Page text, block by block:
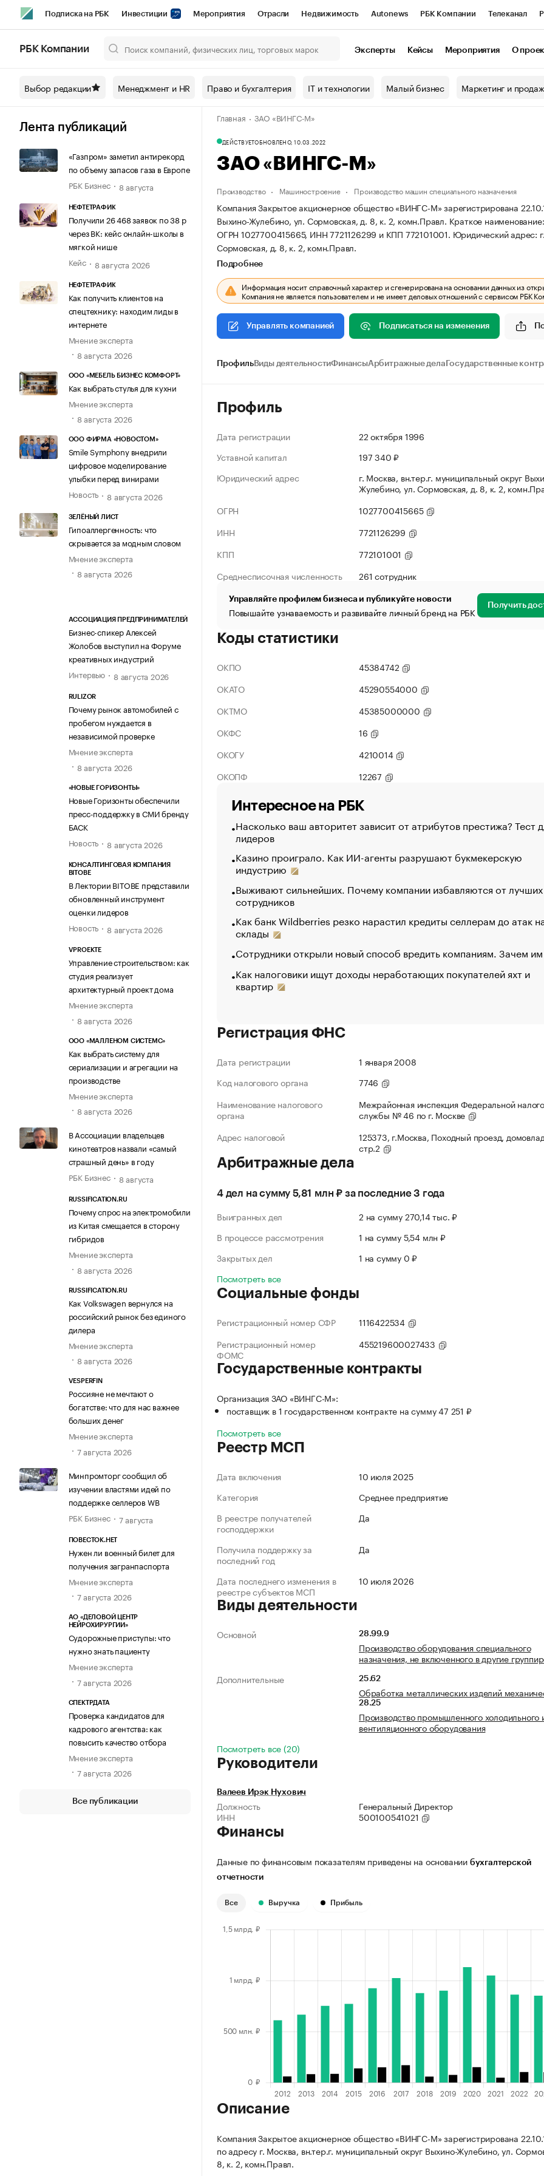
Подписка на РБК Инвестиции Мероприятия Отрасли Недвижимость Autonews РБК Компании Телеканал
Спецпроекты СПб Конференции СПб Спецпроекты Проверка контрагентов
Технологии и медиа Рынок наличной валюты
РБК Компании Эксперты Кейсы Мероприятия О
Выбор редакции Менеджмент и HR Право и бухгалтерия IT и технологии Малый бизнес Маркетинг и
Лента публикаций
«Газпром» заметил антирекорд
по объему запасов газа в Европе
РБК Бизнес
8 августа
НЕФТЕТРАФИК
Получили 26 468 заявок по 38 р
через ВК: кейс онлайн-школы в
мягкой нише
Кейс
8 августа 2026
НЕФТЕТРАФИК
Как получить клиентов на
спецтехнику: находим лиды в
интернете
Мнение эксперта
8 августа 2026
ООО «МЕБЕЛЬ БИЗНЕС КОМФОРТ»
Как выбрать стулья для кухни
Мнение эксперта
8 августа 2026
ООО ФИРМА «НОВОСТОМ»
Smile Symphony внедрили
цифровое моделирование
улыбки перед винирами
Новость
8 августа 2026
ЗЕЛЁНЫЙ ЛИСТ
Гипоаллергенность: что
скрывается за модным словом
Мнение эксперта
8 августа 2026
АССОЦИАЦИЯ ПРЕДПРИНИМАТЕЛЕЙ
Бизнес-спикер Алексей
Жолобов выступил на Форуме
креативных индустрий
Интервью
8 августа 2026
RULIZOR
Почему рынок автомобилей с
пробегом нуждается в
независимой проверке
Мнение эксперта
8 августа 2026
«НОВЫЕ ГОРИЗОНТЫ»
Новые Горизонты обеспечили
пресс-поддержку в СМИ бренду
БАСК
Новость
8 августа 2026
КОНСАЛТИНГОВАЯ КОМПАНИЯ
BITOBE
В Лектории BITOBE представили
обновленный инструмент
оценки лидеров
Новость
8 августа 2026
VPROEKTE
Управление строительством: как
студия реализует
архитектурный проект дома
Мнение эксперта
8 августа 2026
ООО «МАЛЛЕНОМ СИСТЕМС»
Как выбрать систему для
сериализации и агрегации на
производстве
Мнение эксперта
8 августа 2026
В Ассоциации владельцев
кинотеатров назвали «самый
страшный день» в году
РБК Бизнес
8 августа
RUSSIFICATION.RU
Почему спрос на электромобили
из Китая смещается в сторону
гибридов
Мнение эксперта
8 августа 2026
RUSSIFICATION.RU
Как Volkswagen вернулся на
российский рынок без единого
дилера
Мнение эксперта
8 августа 2026
VESPERFIN
Россияне не мечтают о
богатстве: что для нас важнее
больших денег
Мнение эксперта
7 августа 2026
Минпромторг сообщил об
изучении властями идей по
поддержке селлеров WB
РБК Бизнес
7 августа
ПОВЕСТОК.НЕТ
Нужен ли военный билет для
получения загранпаспорта
Мнение эксперта
7 августа 2026
АО «ДЕЛОВОЙ ЦЕНТР
НЕЙРОХИРУРГИИ»
Судорожные приступы: что
нужно знать пациенту
Мнение эксперта
7 августа 2026
СПЕКТРДАТА
Проверка кандидатов для
кадрового агентства: как
повысить качество отбора
Мнение эксперта
7 августа 2026
Все публикации
Главная ЗАО «ВИНГС-М»
ДЕЙСТВУЕТОБНОВЛЕНО, 10.03.2022
ЗАО «ВИНГС-М»
Производство Машиностроение Производство машин специального назначения
Компания Закрытое акционерное общество «ВИНГС-М» зарегистрирована
Выхино-Жулебино, ул. Сормовская, д. 8, к. 2, комн.Правл. Краткое
ОГРН 1027700415665, ИНН 7721126299 и КПП 772101001. Юридический адрес:
Сормовская, д. 8, к. 2, комн.Правл.
Подробнее
Информация носит справочный характер и сгенерирована на основании данных из
Компания не является пользователем и не имеет деловых отношений с сервисом РБК
Управлять компанией Подписаться на изменения
ПрофильВиды деятельностиФинансыАрбитражные дела Государственные
Профиль
Дата регистрации
22 октября 1996
Уставной капитал
197 340 ₽
Юридический адрес
г. Москва, вн.тер.г. муниципальный округ
Жулебино, ул. Сормовская, д. 8, к. 2,
ОГРН
1027700415665
ИНН
7721126299
КПП
772101001
Среднесписочная численность
261 сотрудник
Управляйте профилем бизнеса и публикуйте новости
Повышайте узнаваемость и развивайте личный бренд на РБК Получить
Коды статистики
ОКПО
45384742
ОКАТО
45290554000
ОКТМО
45385000000
ОКФС
16
ОКОГУ
4210014
ОКОПФ
12267
Интересное на РБК
Насколько ваш авторитет зависит от атрибутов престижа? Тест
лидеров
Казино проиграло. Как ИИ-агенты разрушают букмекерскую
индустрию
Выживают сильнейших. Почему компании избавляются от лучших
сотрудников
Как банк Wildberries резко нарастил кредиты селлерам до атак
склады
Сотрудники открыли новый способ вредить компаниям. Зачем
Как налоговики ищут доходы неработающих покупателей яхт и
квартир
Регистрация ФНС
Дата регистрации
1 января 2008
Код налогового органа
7746
Наименование налогового
органа
Межрайонная инспекция Федеральной
службы № 46 по г. Москве
Адрес налоговой
125373, г.Москва, Походный проезд,
стр.2
Арбитражные дела
4 дел на сумму 5,81 млн ₽ за последние 3 года
Выигранных дел
2 на сумму 270,14 тыс. ₽
В процессе рассмотрения
1 на сумму 5,54 млн ₽
Закрытых дел
1 на сумму 0 ₽
Посмотреть все
Социальные фонды
Регистрационный номер СФР
1116422534
Регистрационный номер
ФОМС
455219600027433
Государственные контракты
Организация ЗАО «ВИНГС-М»:
поставщик в 1 государственном контракте на сумму 47 251 ₽
Посмотреть все
Реестр МСП
Дата включения
10 июля 2025
Категория
Среднее предприятие
В реестре получателей
господдержки
Да
Получила поддержку за
последний год
Да
Дата последнего изменения в
реестре субъектов МСП
10 июля 2026
Виды деятельности
Основной 28.99.9
Производство оборудования специального
назначения, не включенного в другие
Дополнительные
25.62
Обработка металлических изделий
28.25
Производство промышленного холодильного
вентиляционного оборудования
Посмотреть все (20)
Руководители
Валеев Ирэк Нухович
Должность
Генеральный Директор
ИНН
500100541021
Финансы
Данные по финансовым показателям приведены на основании бухгалтерской
отчетности
Все Выручка Прибыль
Описание
Компания Закрытое акционерное общество «ВИНГС-М» зарегистрирована
по адресу г. Москва, вн.тер.г. муниципальный округ Выхино-Жулебино, ул.
8, к. 2, комн.Правл.